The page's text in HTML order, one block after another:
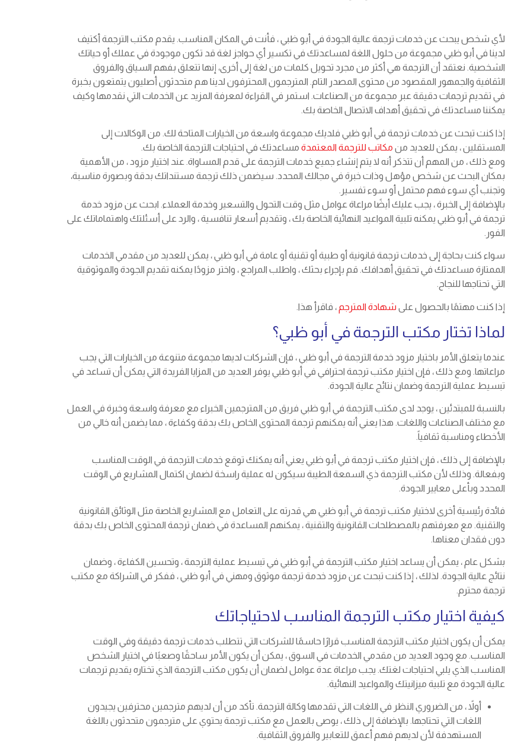
لأي شخص يبحث عن خدمات ترجمة عالية الجودة في أبو ظبي ، فأنت في المكان المناسب. يقدم مكتب الترجمة أكتيف
لدينا في أبو ظبي مجموعة من حلول اللغة لمساعدتك في تكسير أي حواجز لغة قد تكون موجودة في عملك أو حياتك
الشخصية. نعتقد أن الترجمة هي أكثر من مجرد تحويل كلمات من لغة إلى أخرى، إنها تتعلق بفهم السياق والفروق
الثقافية والجمهور المقصود من محتوى المصدر التام. المترجمون المحترفون لدينا هم متحدثون أصليون يتمتعون بخبرة
في تقديم ترجمات دقيقة عبر مجموعة من الصناعات. استمر في القراءة لمعرفة المزيد عن الخدمات التي نقدمها وكيف
يمكننا مساعدتك في تحقيق أهداف الاتصال الخاصة بك.
إذا كنت تبحث عن خدمات ترجمة في أبو ظبي فلديك مجموعة واسعة من الخيارات المتاحة لك. من الوكالات إلى
المستقلين ، يمكن للعديد من مكاتب للترجمة المعتمدةمساعدتك في احتياجات الترجمة الخاصة بك.
ومع ذلك ، من المهم أن تتذكر أنه لا يتم إنشاء جميع خدمات الترجمة على قدم المساواة. عند اختيار مزود ، من الأهمية
بمكان البحث عن شخص مؤهل وذات خبرة في مجالك المحدد. سيضمن ذلك ترجمة مستنداتك بدقة وبصورة مناسبة،
وتجنب أي سوء فهم محتمل أو سوء تفسير.
بالإضافة إلى الخبرة ، يجب عليك أيضًا مراعاة عوامل مثل وقت التحول والتسعير وخدمة العملاء. ابحث عن مزود خدمة
ترجمة في أبو ظبي يمكنه تلبية المواعيد النهائية الخاصة بك ، وتقديم أسعار تنافسية ، والرد على أسئلتك واهتماماتك على
الفور.
سواء كنت بحاجة إلى خدمات ترجمة قانونية أو طبية أو تقنية أو عامة في أبو ظبي ، يمكن للعديد من مقدمي الخدمات
الممتازة مساعدتك في تحقيق أهدافك. قم بإجراء بحثك ، واطلب المراجع ، واختر مزودًا يمكنه تقديم الجودة والموثوقية
التي تحتاجها للنجاح.
إذا كنت مهتمًا بالحصول على شهادة المترجم ، فاقرأ هذا.
لماذا تختار مكتب الترجمة في أبو ظبي؟
عندما يتعلق الأمر باختيار مزود خدمة الترجمة في أبو ظبي ، فإن الشركات لديها مجموعة متنوعة من الخيارات التي يجب
مراعاتها. ومع ذلك ، فإن اختيار مكتب ترجمة احترافي في أبو ظبي يوفر العديد من المزايا الفريدة التي يمكن أن تساعد في
تبسيط عملية الترجمة وضمان نتائج عالية الجودة.
بالنسبة للمبتدئين ، يوجد لدى مكتب الترجمة في أبو ظبي فريق من المترجمين الخبراء مع معرفة واسعة وخبرة في العمل
مع مختلف الصناعات واللغات. هذا يعني أنه يمكنهم ترجمة المحتوى الخاص بك بدقة وكفاءة ، مما يضمن أنه خالي من
الأخطاء ومناسبة ثقافياً.
بالإضافة إلى ذلك ، فإن اختيار مكتب ترجمة في أبو ظبي يعني أنه يمكنك توقع خدمات الترجمة في الوقت المناسب
وبفعالة. وذلك لأن مكتب الترجمة ذي السمعة الطيبة سيكون له عملية راسخة لضمان اكتمال المشاريع في الوقت
المحدد وبأعلى معايير الجودة.
فائدة رئيسية أخرى لاختيار مكتب ترجمة في أبو ظبي هي قدرته على التعامل مع المشاريع الخاصة مثل الوثائق القانونية
والتقنية. مع معرفتهم بالمصطلحات القانونية والتقنية ، يمكنهم المساعدة في ضمان ترجمة المحتوى الخاص بك بدقة
دون فقدان معناها.
بشكل عام ، يمكن أن يساعد اختيار مكتب الترجمة في أبو ظبي في تبسيط عملية الترجمة ، وتحسين الكفاءة ، وضمان
نتائج عالية الجودة. لذلك ، إذا كنت تبحث عن مزود خدمة ترجمة موثوق ومهني في أبو ظبي ، ففكر في الشراكة مع مكتب
ترجمة محترم.
كيفية اختيار مكتب الترجمة المناسب لاحتياجاتك
يمكن أن يكون اختيار مكتب الترجمة المناسب قرارًا حاسمًا للشركات التي تتطلب خدمات ترجمة دقيقة وفي الوقت
المناسب. مع وجود العديد من مقدمي الخدمات في السوق ، يمكن أن يكون الأمر ساحقًا وصعبًا في اختيار الشخص
المناسب الذي يلبي احتياجات لغتك. يجب مراعاة عدة عوامل لضمان أن يكون مكتب الترجمة الذي تختاره يقديم ترجمات
عالية الجودة مع تلبية ميزانيتك والمواعيد النهائية.
أولاً ، من الضروري النظر في اللغات التي تقدمها وكالة الترجمة. تأكد من أن لديهم مترجمين محترفين يجيدون
اللغات التي تحتاجها. بالإضافة إلى ذلك ، يوصى بالعمل مع مكتب ترجمة يحتوي على مترجمون متحدثون باللغة
المستهدفة لأن لديهم فهم أعمق للتعابير والفروق الثقافية.